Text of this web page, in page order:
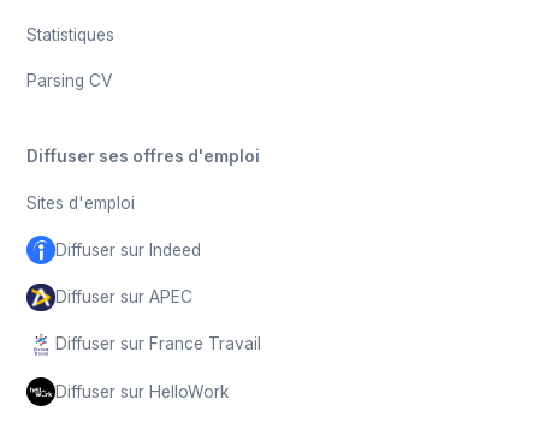
Statistiques
Parsing CV
Diffuser ses offres d'emploi
Sites d'emploi
Diffuser sur Indeed
Diffuser sur APEC
Diffuser sur France Travail
Diffuser sur HelloWork